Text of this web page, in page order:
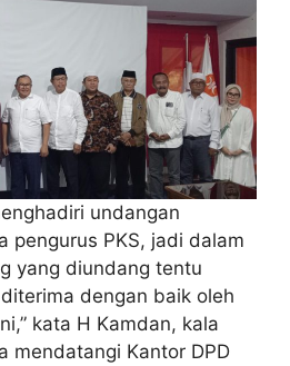
undangan
pengurus PKS, jadi dalam
yang diundang tentu
dengan baik oleh
kata H Kamdan, kala
mendatangi Kantor DPD